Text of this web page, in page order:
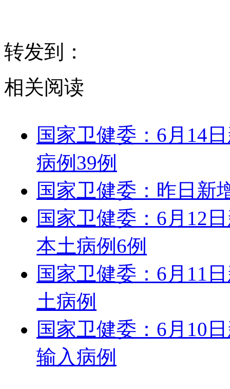
转发到：
相关阅读
国家卫健委：6月14
病例39例
国家卫健委：昨日新
国家卫健委：6月12
本土病例6例
国家卫健委：6月11
土病例
国家卫健委：6月10
输入病例